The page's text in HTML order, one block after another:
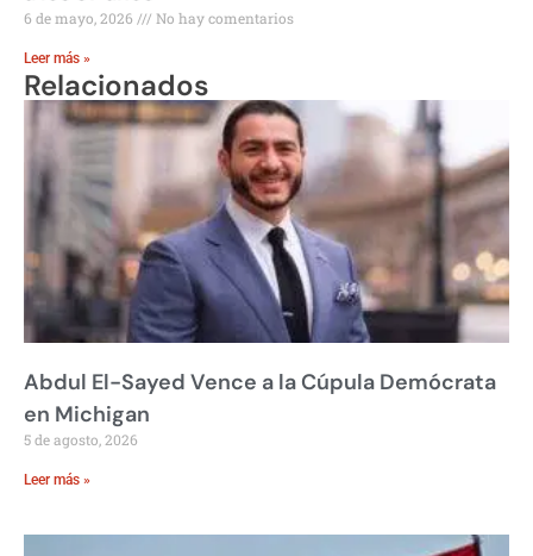
6 de mayo, 2026 No hay comentarios
Leer más »
Relacionados
Abdul El-Sayed Vence a la Cúpula Demócrata
en Michigan
5 de agosto, 2026
Leer más »